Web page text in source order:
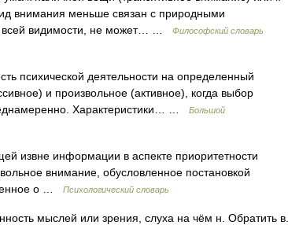
внимания меньше связан с природными
всей видимости, не может… …
Философский словарь
психической деятельности на определенный
и произвольное (активное), когда выбор
Характеристики… …
Большой
извне информации в аспекте приоритетности
внимание, обусловленное постановкой
о …
Психологический словарь
мыслей или зрения, слуха на чём н. Обратить в.